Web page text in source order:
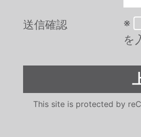
送信確認 ※
を
This site is protected by